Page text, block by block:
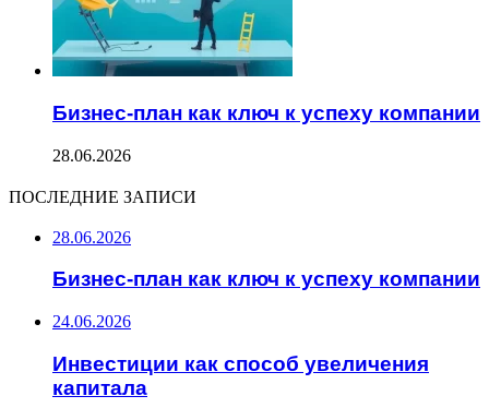
Бизнес-план как ключ к успеху компании
28.06.2026
ПОСЛЕДНИЕ ЗАПИСИ
28.06.2026
Бизнес-план как ключ к успеху компании
24.06.2026
Инвестиции как способ увеличения
капитала